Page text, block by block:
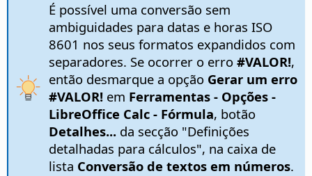
É possível uma conversão sem
ambiguidades para datas e horas ISO
8601 nos seus formatos expandidos com
separadores. Se ocorrer o erro #VALOR!,
então desmarque a opção Gerar um erro
#VALOR!em Ferramentas - Opções -
LibreOffice Calc - Fórmula, botão
Detalhes...da secção "Definições
detalhadas para cálculos", na caixa de
lista Conversão de textos em números.